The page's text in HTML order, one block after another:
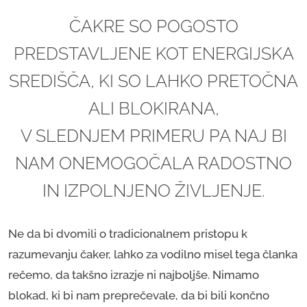
ČAKRE SO POGOSTO
PREDSTAVLJENE KOT ENERGIJSKA
SREDIŠČA, KI SO LAHKO PRETOČNA
ALI BLOKIRANA,
V SLEDNJEM PRIMERU PA NAJ BI
NAM ONEMOGOČALA RADOSTNO
IN IZPOLNJENO ŽIVLJENJE.
Ne da bi dvomili o tradicionalnem pristopu k
razumevanju čaker, lahko za vodilno misel tega članka
rečemo, da takšno izrazje ni najboljše. Nimamo
blokad, ki bi nam preprečevale, da bi bili končno